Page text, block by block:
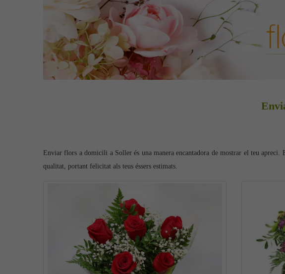
Enviar flors a domicili a Soller és una manera encantadora de mostrar el teu
qualitat, portant felicitat als teus éssers estimats.